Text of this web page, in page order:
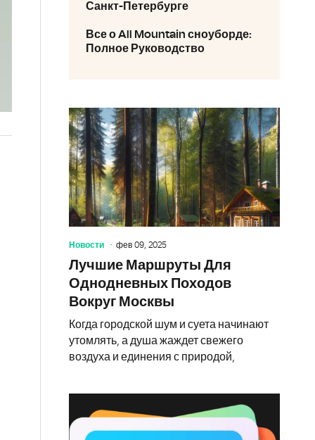
Санкт-Петербурге
Все о All Mountain сноуборде:
Полное Руководство
Новости фев 09, 2025
Лучшие Маршруты Для
Однодневных Походов
Вокруг Москвы
Когда городской шум и суета начинают
утомлять, а душа жаждет свежего
воздуха и единения с природой,